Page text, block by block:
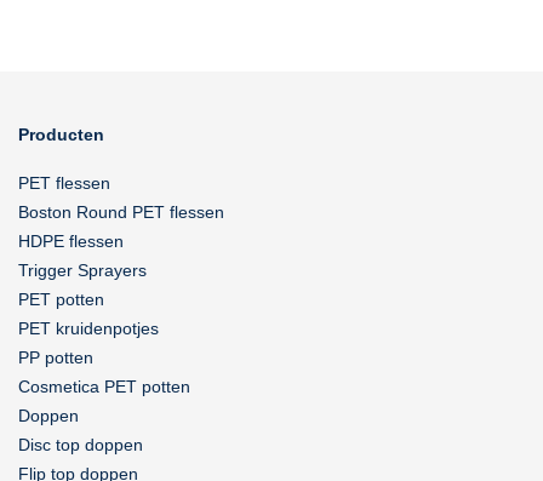
Producten
PET flessen
Boston Round PET flessen
HDPE flessen
Trigger Sprayers
PET potten
PET kruidenpotjes
PP potten
Cosmetica PET potten
Doppen
Disc top doppen
Flip top doppen